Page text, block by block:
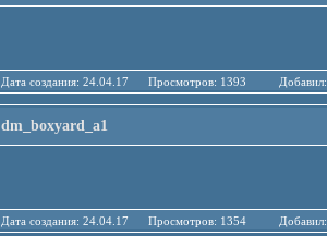
Дата создания: 24.04.17 Просмотров: 1393 Добавил:
dm_boxyard_a1
Дата создания: 24.04.17 Просмотров: 1354 Добавил: